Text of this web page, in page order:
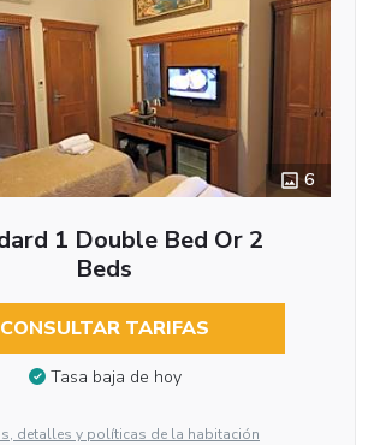
6
1 Double Bed Or 2
Beds
CONSULTAR TARIFAS
Tasa baja de hoy
detalles y políticas de la habitación